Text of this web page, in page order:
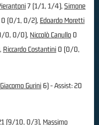
7 (1/1, 1/4), Simone
0 (0/1, 0/2), Edoardo Moretti
0, 0/0), Niccolò Canullo 0
Riccardo Costantini 0 (0/0,
Giacomo Gurini 6) - Assist: 20
(9/10, 0/3), Massimo